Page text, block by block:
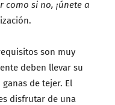
como si no, ¡únete a
son muy
deben llevar su
de tejer. El
disfrutar de una